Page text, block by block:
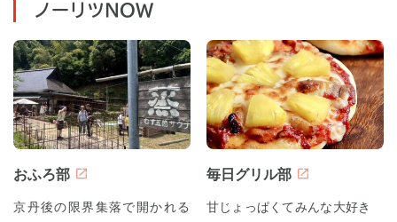
ノーリツNOW
おふろ部
京丹後の限界集落で開かれる
毎日グリル部
甘じょっぱくてみんな大好き